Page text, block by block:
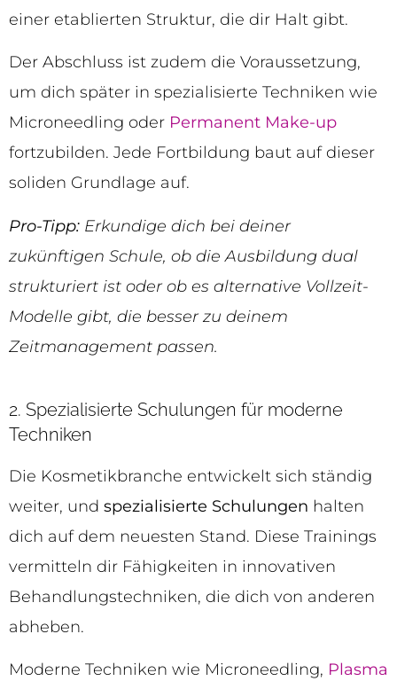
einer etablierten Struktur, die dir Halt gibt.
Der Abschluss ist zudem die Voraussetzung,
um dich später in spezialisierte Techniken wie
Microneedling oder Permanent Make-up
fortzubilden. Jede Fortbildung baut auf dieser
soliden Grundlage auf.
Pro-Tipp: Erkundige dich bei deiner
zukünftigen Schule, ob die Ausbildung dual
strukturiert ist oder ob es alternative Vollzeit-
Modelle gibt, die besser zu deinem
Zeitmanagement passen.
2. Spezialisierte Schulungen für moderne
Techniken
Die Kosmetikbranche entwickelt sich ständig
weiter, und spezialisierte Schulungen halten
dich auf dem neuesten Stand. Diese Trainings
vermitteln dir Fähigkeiten in innovativen
Behandlungstechniken, die dich von anderen
abheben.
Moderne Techniken wie Microneedling, Plasma